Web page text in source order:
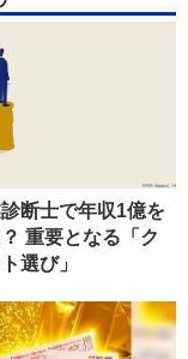
断士で年収1億を
重要となる「ク
選び」